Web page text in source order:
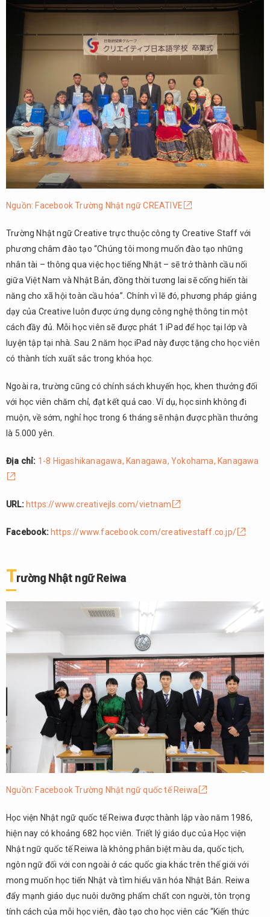
Nguồn: Facebook Trường Nhật ngữ CREATIVE
Trường Nhật ngữ Creative trực thuộc công ty Creative Staff với
phương châm đào tạo “Chúng tôi mong muốn đào tạo những
nhân tài – thông qua việc học tiếng Nhật – sẽ trở thành cầu nối
giữa Việt Nam và Nhật Bản, đồng thời tương lai sẽ cống hiến tài
năng cho xã hội toàn cầu hóa”. Chính vì lẽ đó, phương pháp giảng
dạy của Creative luôn được ứng dụng công nghệ thông tin một
cách đầy đủ. Mỗi học viên sẽ được phát 1 iPad để học tại lớp và
luyện tập tại nhà. Sau 2 năm học iPad này được tặng cho học viên
có thành tích xuất sắc trong khóa học.
Ngoài ra, trường cũng có chính sách khuyến học, khen thưởng đối
với học viên chăm chỉ, đạt kết quả cao. Ví dụ, học sinh không đi
muộn, về sớm, nghỉ học trong 6 tháng sẽ nhận được phần thưởng
là 5.000 yên.
Địa chỉ: 1-8 Higashikanagawa, Kanagawa, Yokohama, Kanagawa
URL: https://www.creativejls.com/vietnam
Facebook: https://www.facebook.com/creativestaff.co.jp/
Trường Nhật ngữ Reiwa
Nguồn: Facebook Trường Nhật ngữ quốc tế Reiwa
Học viện Nhật ngữ quốc tế Reiwa được thành lập vào năm 1986,
hiện nay có khoảng 682 học viên. Triết lý giáo dục của Học viện
Nhật ngữ quốc tế Reiwa là không phân biệt màu da, quốc tịch,
ngôn ngữ đối với con ngoài ở các quốc gia khác trên thế giới với
mong muốn học tiến Nhật và tìm hiểu văn hóa Nhật Bản. Reiwa
đẩy mạnh giáo dục nuôi dưỡng phẩm chất con người, tôn trọng
tính cách của mỗi học viên, đào tạo cho học viên các “Kiến thức